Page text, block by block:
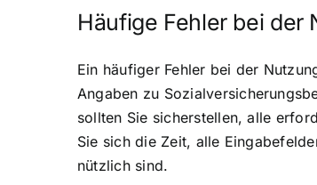
Häufige Fehler bei der
Ein häufiger Fehler bei der
Angaben zu
sollten Sie sicherstellen, alle
Sie sich die Zeit, alle
nützlich sind.